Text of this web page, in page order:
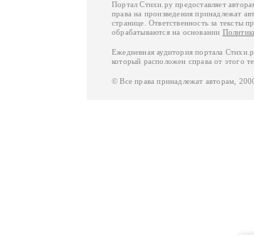
Портал Стихи.ру предоставляет
права на произведения принадлежат
странице. Ответственность за тексты
обрабатываются на основании
Ежедневная аудитория портала
который расположен справа от этого
© Все права принадлежат авторам,